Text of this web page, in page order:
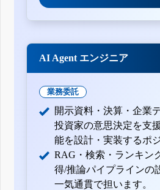
AI Agent エンジニア
業務委託
開示資料・決算・企業
投資家の意思決定を支
能を設計・実装するポ
RAG・検索・ランキン
得/推論パイプラインの
一気通貫で担います。